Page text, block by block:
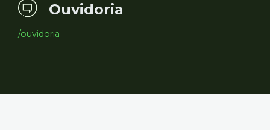
Ouvidoria
/ouvidoria